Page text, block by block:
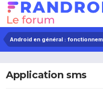
Android en général :
Application sms